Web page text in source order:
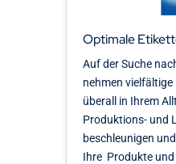
Optimale
Auf der Suche
nehmen vielfältige
überall in Ihrem
Produktions- und
beschleunigen
Ihre Produkte